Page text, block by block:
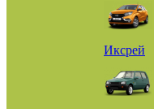
Иксрей